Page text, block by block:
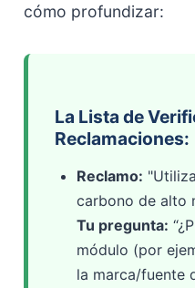
cómo profundizar:
La Lista de
Reclamaciones:
Reclamo:
carbono de alto
Tu pregunta:
módulo (por
la marca/fuente